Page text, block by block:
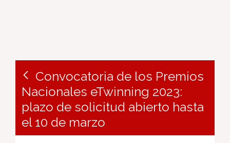
Convocatoria de los Premios
Nacionales eTwinning 2023:
plazo de solicitud abierto hasta
el 10 de marzo